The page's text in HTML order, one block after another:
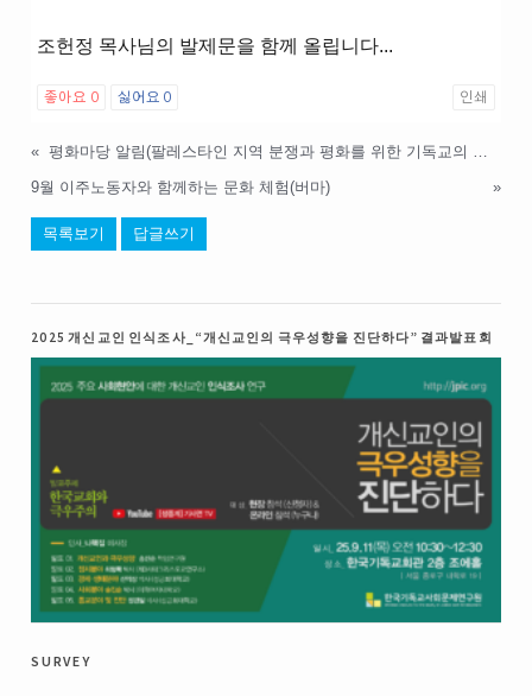
조헌정 목사님의 발제문을 함께 올립니다...
좋아요 0 싫어요 0 인쇄
«
9월 이주노동자와 함께하는 문화 체험(버마)
»
목록보기 답글쓰기
2025 개신교인 인식조사_“개신교인의 극우성향을 진단하다” 결과발표회
survey